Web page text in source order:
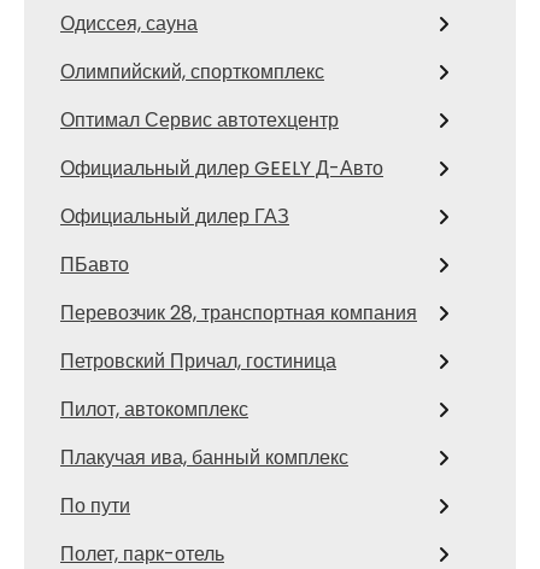
Одиссея, сауна
Олимпийский, спорткомплекс
Оптимал Сервис автотехцентр
Официальный дилер GEELY Д-Авто
Официальный дилер ГАЗ
ПБавто
Перевозчик 28, транспортная компания
Петровский Причал, гостиница
Пилот, автокомплекс
Плакучая ива, банный комплекс
По пути
Полет, парк-отель